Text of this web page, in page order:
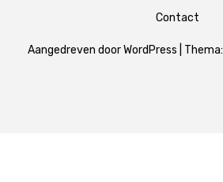
Contact
Aangedreven door WordPress Thema: